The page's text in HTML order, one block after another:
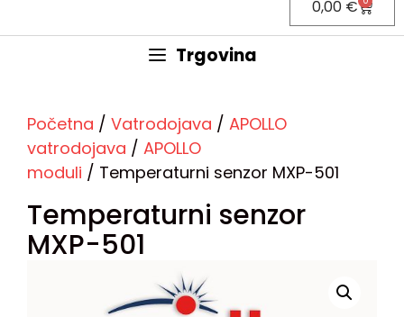
0,00 €
Trgovina
Početna / Vatrodojava / APOLLO
vatrodojava / APOLLO
moduli / Temperaturni senzor MXP-501
Temperaturni senzor
MXP-501